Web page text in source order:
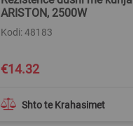
ARISTON, 2500W
Kodi: 48183
Shto te Krahasimet
€14.32